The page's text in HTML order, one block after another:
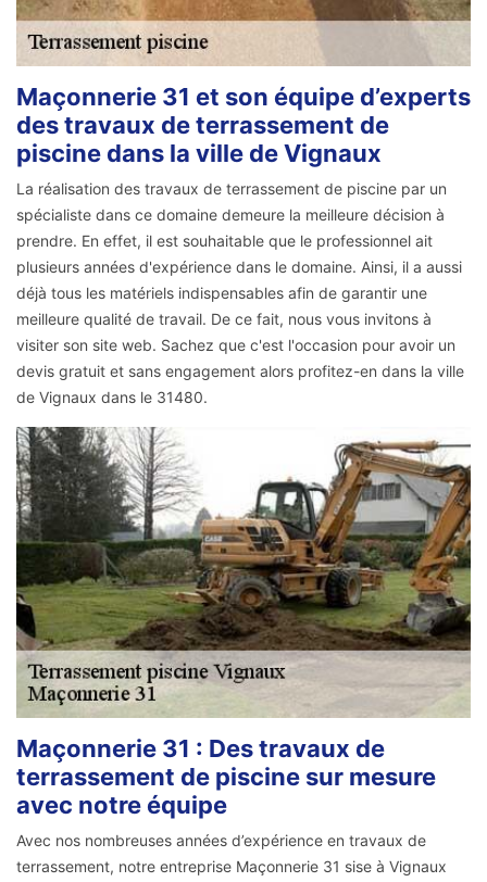
Maçonnerie 31 et son équipe d’experts
des travaux de terrassement de
piscine dans la ville de Vignaux
La réalisation des travaux de terrassement de piscine par un
spécialiste dans ce domaine demeure la meilleure décision à
prendre. En effet, il est souhaitable que le professionnel ait
plusieurs années d'expérience dans le domaine. Ainsi, il a aussi
déjà tous les matériels indispensables afin de garantir une
meilleure qualité de travail. De ce fait, nous vous invitons à
visiter son site web. Sachez que c'est l'occasion pour avoir un
devis gratuit et sans engagement alors profitez-en dans la ville
de Vignaux dans le 31480.
Maçonnerie 31 : Des travaux de
terrassement de piscine sur mesure
avec notre équipe
Avec nos nombreuses années d’expérience en travaux de
terrassement, notre entreprise Maçonnerie 31 sise à Vignaux